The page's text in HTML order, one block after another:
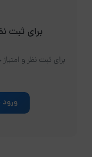
برای ثبت
برای ثبت نظر و